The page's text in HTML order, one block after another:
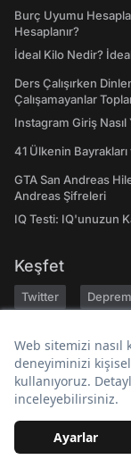
Burç Uyumu
Hesaplanır?
İdeal Kilo Nedir?
Ders Çalışırken
Çalışamayanlar
Instagram Giriş
41 Ülkenin Bayrakları
GTA San Andreas
Andreas Şifreleri
IQ Testi: IQ'unuzun
Keşfet
Twitter Deprem
Bugün Ne Pişirsem
Hakkımızda
Geri Bildirim